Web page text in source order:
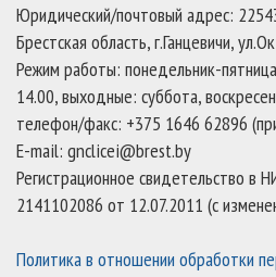
Юридический/почтовый адрес:
Брестская область, г.Ганцевичи,
Режим работы: понедельник-
14.00, выходные: суббота,
телефон/факс: +375 1646 62896
E-mail: gnclicei@brest.by
Регистрационное свидетельство
2141102086 от 12.07.2011 (с
Политика в отношении обработки